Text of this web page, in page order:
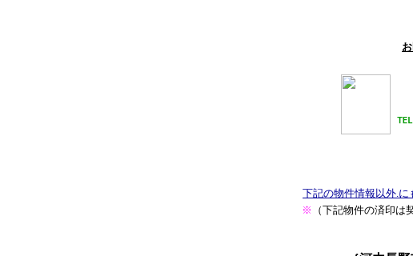
℡
下記の物件情報以外.に
※
（下記物件の済印は